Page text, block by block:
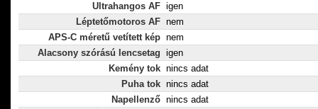
Ultrahangos AF igen
Léptetőmotoros AF nem
APS-C méretű vetített kép nem
Alacsony szórású lencsetag igen
Kemény tok nincs adat
Puha tok nincs adat
Napellenző nincs adat